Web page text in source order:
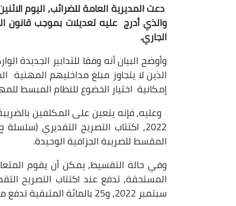
دعت المديرية العامة للضرائب, اليوم
الجاري.
إمكانية اختيار الخضوع للنظام المبسط
وعليه, فإنه يتعين على المكلفين
المقسط للضريبة الجزافية الوحيدة.
سبتمبر 2022, و25 بالمائة المتبقية تدفع ما بين 1 و15 ديسمبر 2022.